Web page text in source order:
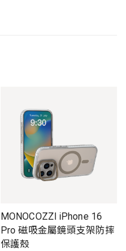
MONOCOZZI iPhone 16
Pro 磁吸金屬鏡頭支架防摔
保護殼